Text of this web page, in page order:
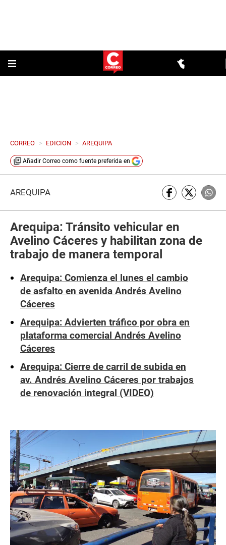
CORREO > EDICION > AREQUIPA
Añadir Correo como fuente preferida en
AREQUIPA
Arequipa: Tránsito vehicular en
Avelino Cáceres y habilitan zona de
trabajo de manera temporal
Arequipa: Comienza el lunes el cambio
de asfalto en avenida Andrés Avelino
Cáceres
Arequipa: Advierten tráfico por obra en
plataforma comercial Andrés Avelino
Cáceres
Arequipa: Cierre de carril de subida en
av. Andrés Avelino Cáceres por trabajos
de renovación integral (VIDEO)